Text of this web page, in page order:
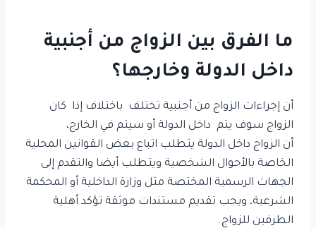
ما الفرق بين الزواج من أجنبية
داخل الدولة وخارجها؟
أن إجراءات الزواج من أجنبية تختلف باختلاف إذا كان
الزواج سوف يتم داخل الدولة أو سيتم في الخارج،
أن الزواج داخل الدولة يتطلب اتباع بعض القوانين المحلية
الخاصة بالأحوال الشخصية ويتطلب أيضا والتقدم إلى
الجهات الرسمية المختصة مثل وزارة الداخلية أو المحكمة
الشرعية، ويجب تقديم مستندات موثقة تؤكد أهلية
الطرفين للزواج.